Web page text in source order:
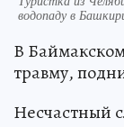
водопаду в
В
травму,